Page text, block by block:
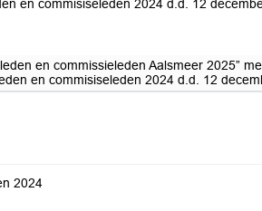
en commisiseleden 2024 d.d. 12
en commissieleden Aalsmeer 2025”
en commisiseleden 2024 d.d. 12
2024